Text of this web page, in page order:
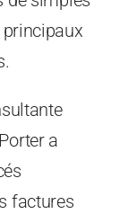
a
factures